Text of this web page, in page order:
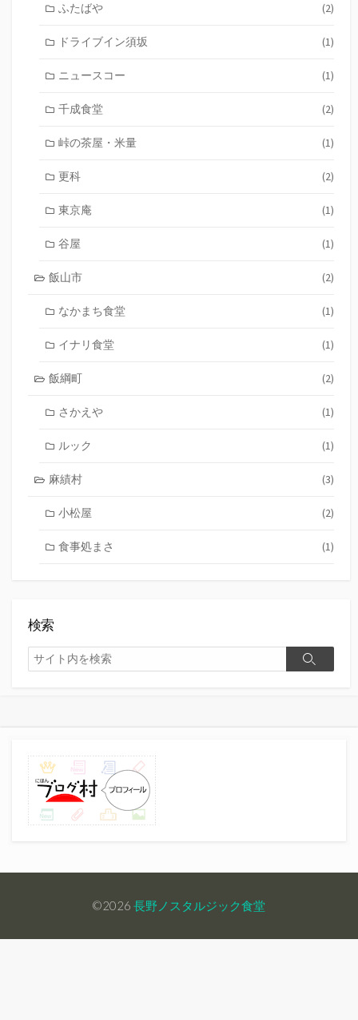
ふたばや (2)
ドライブイン須坂 (1)
ニュースコー (1)
千成食堂 (2)
峠の茶屋・米量 (1)
更科 (2)
東京庵 (1)
谷屋 (1)
飯山市 (2)
なかまち食堂 (1)
イナリ食堂 (1)
飯綱町 (2)
さかえや (1)
ルック (1)
麻績村 (3)
小松屋 (2)
食事処まさ (1)
検索
検
索
検
©2026 長野ノスタルジック食堂